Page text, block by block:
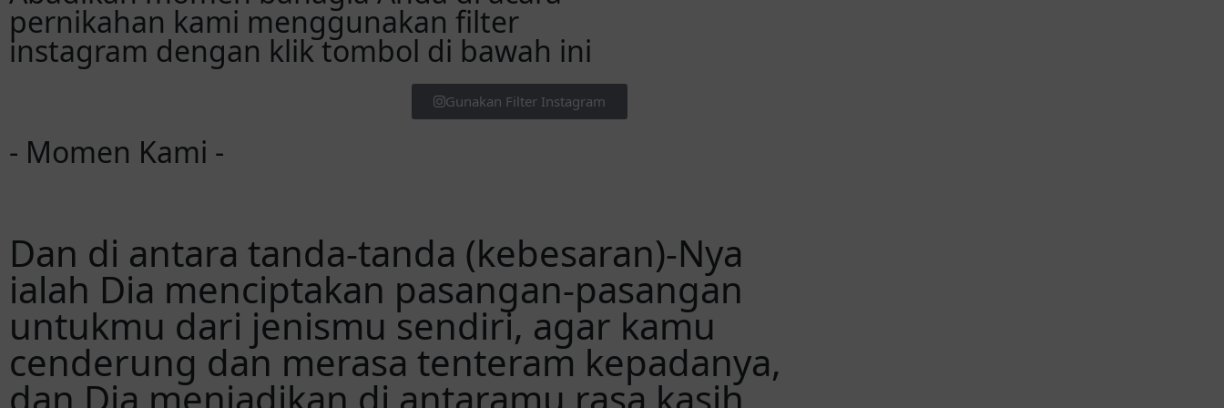
pernikahan kami menggunakan filter
instagram dengan klik tombol di bawah ini
Gunakan Filter Instagram
- Momen Kami -
Dan di antara tanda-tanda (kebesaran)-Nya
ialah Dia menciptakan pasangan-pasangan
untukmu dari jenismu sendiri, agar kamu
cenderung dan merasa tenteram kepadanya,